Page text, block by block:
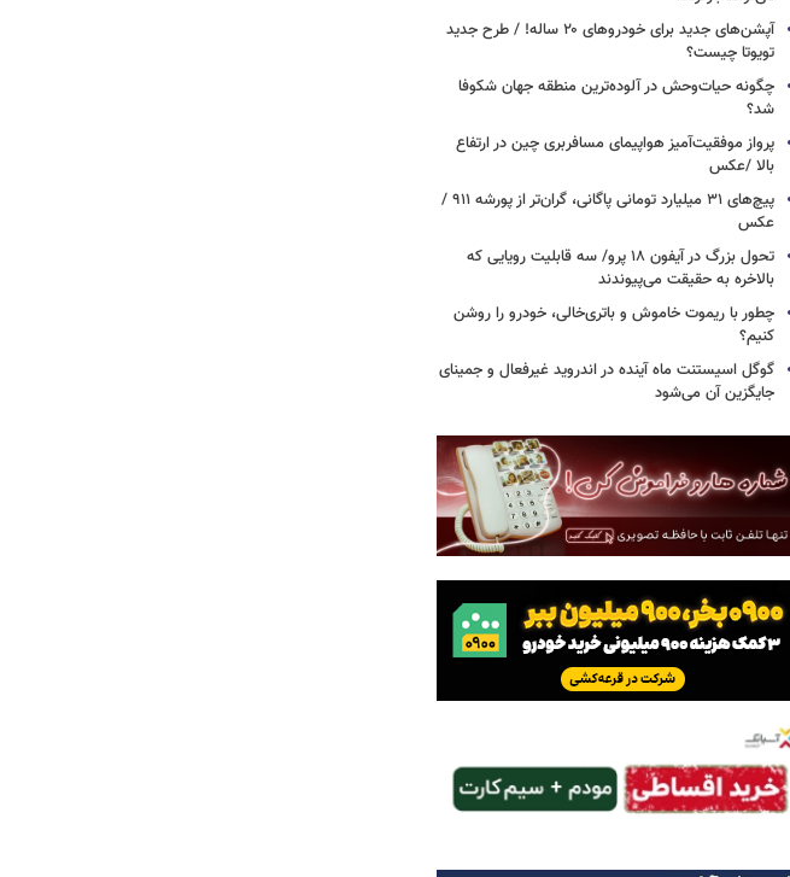
آپشن‌های جدید برای خودروهای ۲۰ ساله! / طرح جدید
تویوتا چیست؟
چگونه حیات‌وحش در آلوده‌ترین منطقه جهان شکوفا
شد؟
پرواز موفقیت‌آمیز هواپیمای مسافربری چین در ارتفاع
بالا /عکس
پیچ‌های ۳۱ میلیارد تومانی پاگانی، گران‌تر از پورشه ۹۱۱ /
عکس
تحول بزرگ در آیفون ۱۸ پرو/ سه قابلیت رویایی که
بالاخره به حقیقت می‌پیوندند
چطور با ریموت خاموش و باتری‌خالی، خودرو را روشن
کنیم؟
گوگل اسیستنت ماه آینده در اندروید غیرفعال و جمینای
جایگزین آن می‌شود